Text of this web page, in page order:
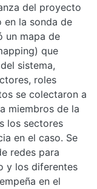
del proyecto
en la sonda de
un mapa de
que
sistema,
roles
se colectaron a
miembros de la
los sectores
en el caso. Se
redes para
y los diferentes
en el